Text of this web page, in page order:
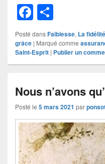
F
a
c
e
o
o
k
ar
ta
g
Posté dansFaiblesse, La fidélité
grâce | Marqué comme
Saint-Esprit | Publier un
Nous n’avons
Posté le 5 mars 2021 par